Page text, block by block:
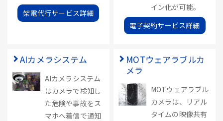
架電代行サービス詳細
イン化が可能。
電子契約サービス詳細
AIカメラシステム
AIカメラシステム
はカメラで検知し
た危険や事故をス
マホへ着信で通知
MOTウェアラブルカ
メラ
MOTウェアラブル
カメラは、リアル
タイムの映像共有